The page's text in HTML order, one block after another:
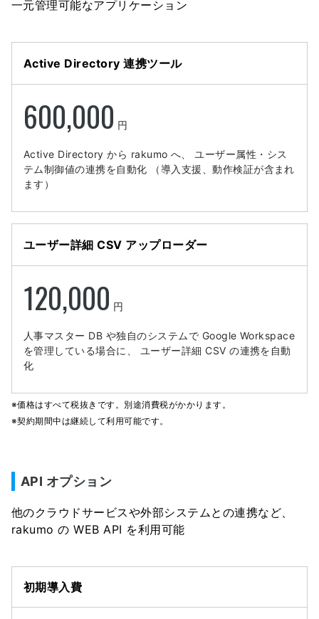
一元管理可能なアプリケーション
Active Directory 連携ツール
600,000 円
Active Directory から rakumo へ、
ユーザー属性・シス
テム制御値の連携を自動化
（導入支援、動作検証が含まれ
ます）
ユーザー詳細 CSV アップローダー
120,000 円
人事マスター DB や独自のシステムで Google Workspace
を管理している場合に、
ユーザー詳細 CSV の連携を自動
化
※価格はすべて税抜きです。別途消費税がかかります。
※契約期間中は継続して利用可能です。
API オプション
他のクラウドサービスや外部システムとの連携など、
rakumo の WEB API を利用可能
初期導入費